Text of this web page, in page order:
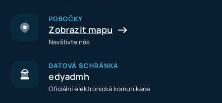
POBOČKY
Zobrazit mapu
Navštivte nás
DATOVÁ SCHRÁNKA
edyadmh
Oficiální elektronická komunikace